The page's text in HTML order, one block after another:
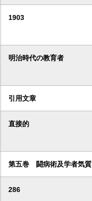
1903
明治時代の教育者
引用文章
直接的
第五巻 闘病術及学者気質
286